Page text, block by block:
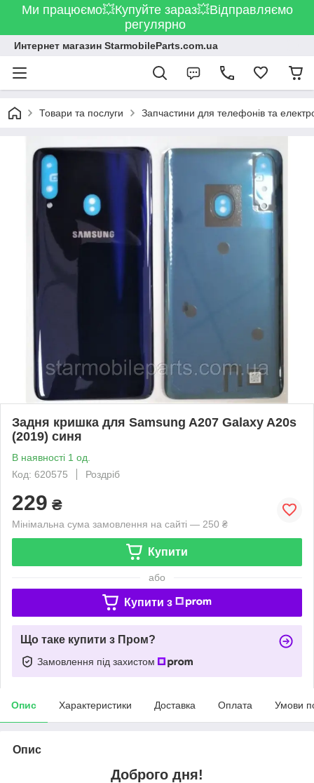
Ми працюємо💥Купуйте зараз💥Відправляємо
регулярно
Интернет магазин StarmobileParts.com.ua
Товари та послуги Запчастини для телефонів та
Задня кришка для Samsung A207 Galaxy A20s
(2019) синя
В наявності 1 од.
Код: 620575
Роздріб
229 ₴
Мінімальна сума замовлення на сайті — 250 ₴
Купити
або
Купити з
Що таке купити з Пром?
Замовлення під захистом
Опис Характеристики Доставка Оплата Умови
Опис
Доброго дня!